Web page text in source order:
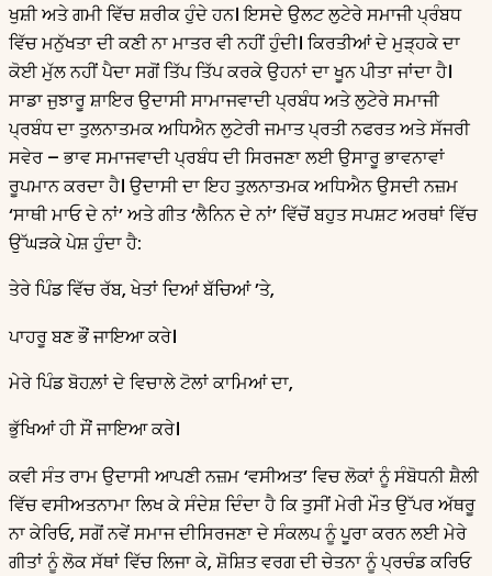
ਖੁਸ਼ੀ ਅਤੇ ਗਮੀ ਵਿੱਚ ਸ਼ਰੀਕ ਹੁੰਦੇ ਹਨ। ਇਸਦੇ ਉਲਟ ਲੁਟੇਰੇ ਸਮਾਜੀ ਪ੍ਰੰਬਧ
ਵਿੱਚ ਮਨੁੱਖਤਾ ਦੀ ਕਣੀ ਨਾ ਮਾਤਰ ਵੀ ਨਹੀਂ ਹੁੰਦੀ। ਕਿਰਤੀਆਂ ਦੇ ਮੁੜ੍ਹਕੇ ਦਾ
ਕੋਈ ਮੁੱਲ ਨਹੀਂ ਪੈਦਾ ਸਗੋਂ ਤਿੱਪ ਤਿੱਪ ਕਰਕੇ ਉਹਨਾਂ ਦਾ ਖੂਨ ਪੀਤਾ ਜਾਂਦਾ ਹੈ।
ਸਾਡਾ ਜੁਝਾਰੂ ਸ਼ਾਇਰ ਉਦਾਸੀ ਸਾਮਾਜਵਾਦੀ ਪ੍ਰਬੰਧ ਅਤੇ ਲੁਟੇਰੇ ਸਮਾਜੀ
ਪ੍ਰਬੰਧ ਦਾ ਤੁਲਨਾਤਮਕ ਅਧਿਐਨ ਲੁਟੇਰੀ ਜਮਾਤ ਪ੍ਰਤੀ ਨਫਰਤ ਅਤੇ ਸੱਜਰੀ
ਸਵੇਰ – ਭਾਵ ਸਮਾਜਵਾਦੀ ਪ੍ਰਬੰਧ ਦੀ ਸਿਰਜਣਾ ਲਈ ਉਸਾਰੂ ਭਾਵਨਾਵਾਂ
ਰੂਪਮਾਨ ਕਰਦਾ ਹੈ। ਉਦਾਸੀ ਦਾ ਇਹ ਤੁਲਨਾਤਮਕ ਅਧਿਐਨ ਉਸਦੀ ਨਜ਼ਮ
‘ਸਾਥੀ ਮਾਓ ਦੇ ਨਾਂ’ ਅਤੇ ਗੀਤ ‘ਲੈਨਿਨ ਦੇ ਨਾਂ’ ਵਿੱਚੋਂ ਬਹੁਤ ਸਪਸ਼ਟ ਅਰਥਾਂ ਵਿੱਚ
ਉੱਘੜਕੇ ਪੇਸ਼ ਹੁੰਦਾ ਹੈ:
ਤੇਰੇ ਪਿੰਡ ਵਿੱਚ ਰੱਬ, ਖੇਤਾਂ ਦਿਆਂ ਬੱਚਿਆਂ ’ਤੇ,
ਪਾਹਰੂ ਬਣ ਭੌਂ ਜਾਇਆ ਕਰੇ।
ਮੇਰੇ ਪਿੰਡ ਬੋਹਲ਼ਾਂ ਦੇ ਵਿਚਾਲੇ ਟੋਲਾਂ ਕਾਮਿਆਂ ਦਾ,
ਭੁੱਖਿਆਂ ਹੀ ਸੌਂ ਜਾਇਆ ਕਰੇ।
ਕਵੀ ਸੰਤ ਰਾਮ ਉਦਾਸੀ ਆਪਣੀ ਨਜ਼ਮ ‘ਵਸੀਅਤ’ ਵਿਚ ਲੋਕਾਂ ਨੂੰ ਸੰਬੋਧਨੀ ਸ਼ੈਲੀ
ਵਿੱਚ ਵਸੀਅਤਨਾਮਾ ਲਿਖ ਕੇ ਸੰਦੇਸ਼ ਦਿੰਦਾ ਹੈ ਕਿ ਤੁਸੀਂ ਮੇਰੀ ਮੌਤ ਉੱਪਰ ਅੱਥਰੂ
ਨਾ ਕੇਰਿਓ, ਸਗੋਂ ਨਵੇਂ ਸਮਾਜ ਦੀਸਿਰਜਣਾ ਦੇ ਸੰਕਲਪ ਨੂੰ ਪੂਰਾ ਕਰਨ ਲਈ ਮੇਰੇ
ਗੀਤਾਂ ਨੂੰ ਲੋਕ ਸੱਥਾਂ ਵਿੱਚ ਲਿਜਾ ਕੇ, ਸ਼ੋਸ਼ਿਤ ਵਰਗ ਦੀ ਚੇਤਨਾ ਨੂੰ ਪ੍ਰਚੰਡ ਕਰਿਓ